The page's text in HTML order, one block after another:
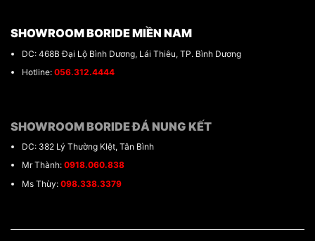
SHOWROOM BORIDE MIỀN NAM
DC: 468B Đại Lộ Bình Dương, Lái Thiêu, TP. Bình Dương
Hotline: 056.312.4444
SHOWROOM BORIDE ĐÁ NUNG KẾT
DC: 382 Lý Thường KIệt, Tân Bình
Mr Thành: 0918.060.838
Ms Thùy: 098.338.3379